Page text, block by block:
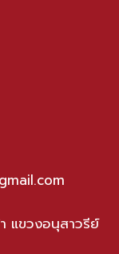
แขวงอนุสาวรีย์